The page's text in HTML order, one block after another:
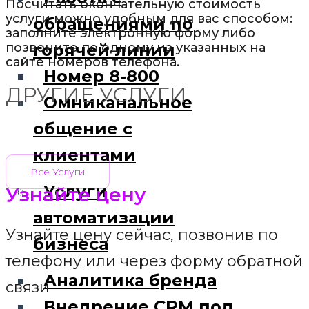
обращениями по
горячей линии
Номер 8-800
Омниканальное
общение с
клиентами
Услуги
автоматизации
бизнеса
Аналитика бренда
Посчитать окончательную стоимость
услуги можно удобным для вас способом:
заполните электронную форму либо
позвоните по одному из указанных на
сайте номеров телефона.
ДРУГИЕ УСЛУГИ
Все Услуги
Узнайте цену
Узнайте цену​ сейчас, позвонив по
телефону или через форму обратной
связи